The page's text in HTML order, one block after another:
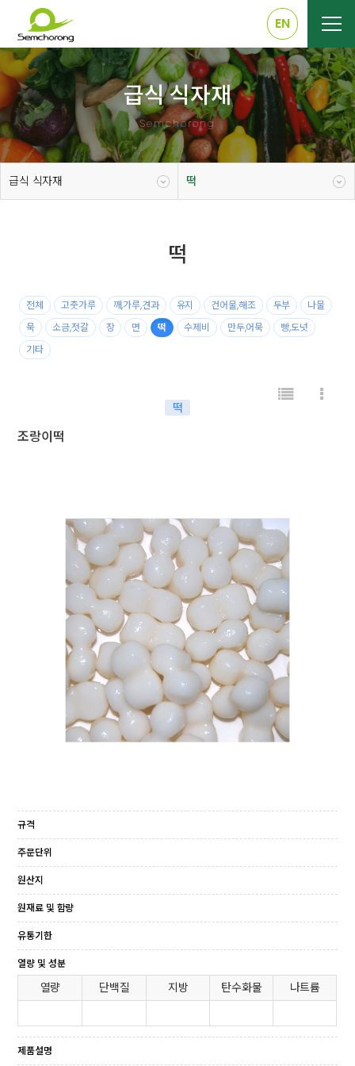
EN
급식 식자재
Semchorong
급식 식자재 떡
떡
전체 고춧가루 깨,가루,견과 유지 건어물,해조 두부
나물
묵
소금,젓갈 장 면 떡 수제비 만두,어묵
빵,도넛
기타
떡
조랑이떡
규격
주문단위
원산지
원재료 및 함량
유통기한
열량 및 성분
열량 단백질 지방 탄수화물 나트륨
제품설명